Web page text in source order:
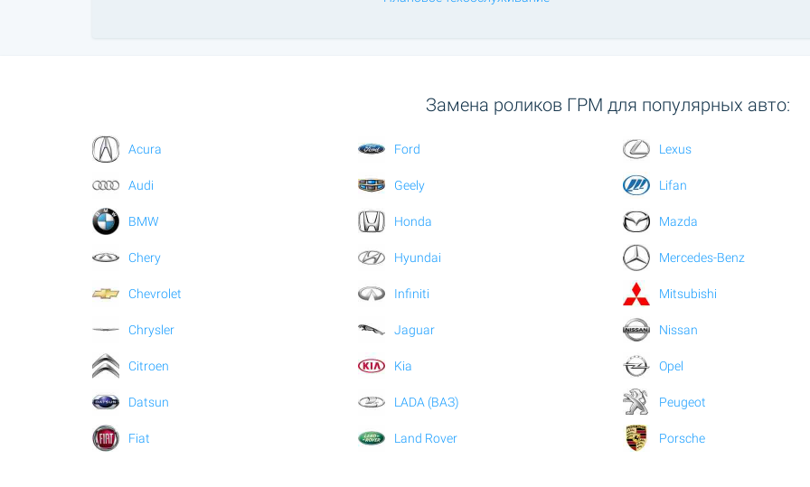
Замена роликов ГРМ для популярных авто:
Acura
Audi
BMW
Chery
Chevrolet
Chrysler
Citroen
Datsun
Fiat
Ford
Geely
Honda
Hyundai
Infiniti
Jaguar
Kia
LADA (ВАЗ)
Land Rover
Lexus
Lifan
Mazda
Mercedes-Benz
Mitsubishi
Nissan
Opel
Peugeot
Porsche